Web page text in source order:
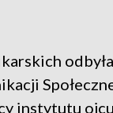
instytutu